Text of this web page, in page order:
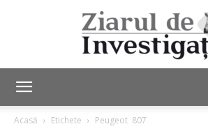
Acasă Etichete Peugeot 807